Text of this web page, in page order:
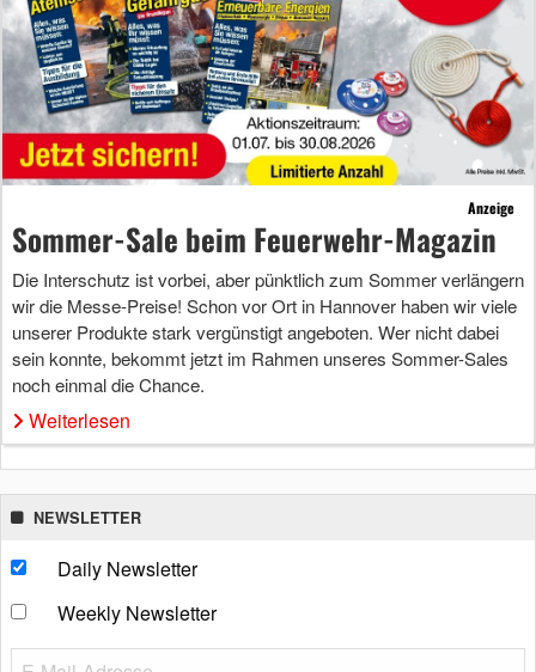
Anzeige
Sommer-Sale beim Feuerwehr-Magazin
Die Interschutz ist vorbei, aber pünktlich zum Sommer verlängern
wir die Messe-Preise! Schon vor Ort in Hannover haben wir viele
unserer Produkte stark vergünstigt angeboten. Wer nicht dabei
sein konnte, bekommt jetzt im Rahmen unseres Sommer-Sales
noch einmal die Chance.
Weiterlesen
NEWSLETTER
Daily Newsletter
Weekly Newsletter